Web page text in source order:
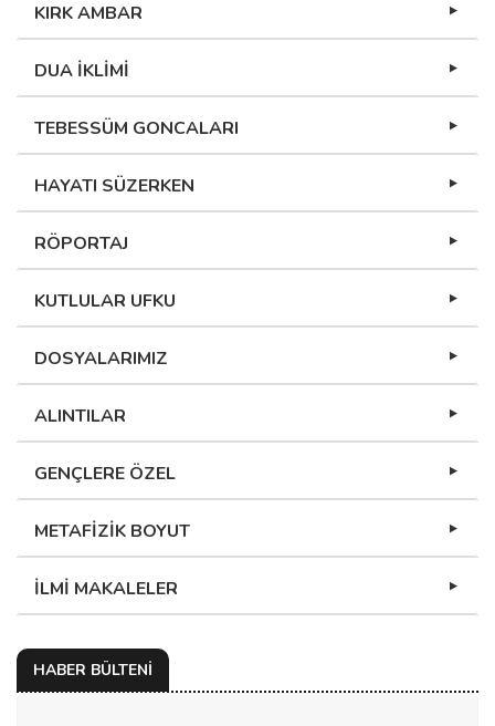
KIRK AMBAR
DUA İKLİMİ
TEBESSÜM GONCALARI
HAYATI SÜZERKEN
RÖPORTAJ
KUTLULAR UFKU
DOSYALARIMIZ
ALINTILAR
GENÇLERE ÖZEL
METAFİZİK BOYUT
İLMİ MAKALELER
HABER BÜLTENİ